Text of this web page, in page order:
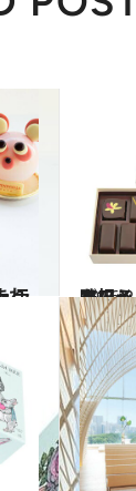
ト ホワイトデーに恋の成就を祝う ラ・メゾン・デュ・ショコラの華やかな味
グルメ